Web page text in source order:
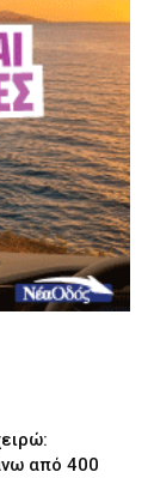
από 400